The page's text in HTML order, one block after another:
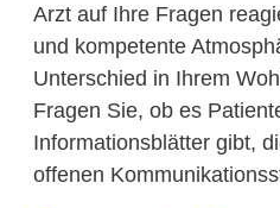
Arzt auf Ihre Fragen
und kompetente
Unterschied in Ihrem
Fragen Sie, ob es
Informationsblätter gibt,
offenen